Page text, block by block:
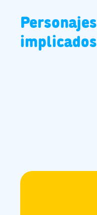
Personajes
implicados